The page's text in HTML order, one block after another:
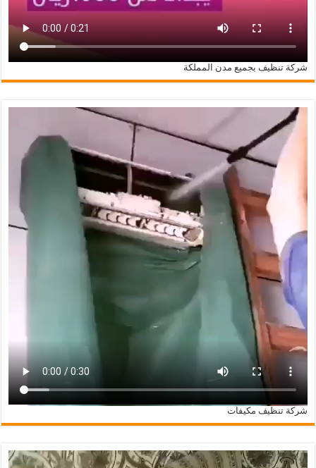
شركة تنظيف بجميع مدن المملكة
شركة تنظيف مكيفات